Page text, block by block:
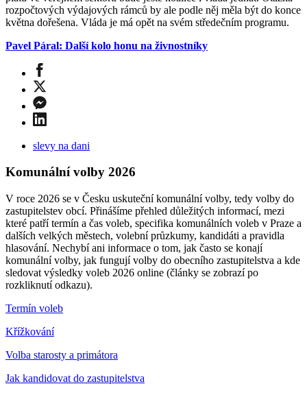
rozpočtových výdajových rámců by ale podle něj měla být do konce
května dořešena. Vláda je má opět na svém středečním programu.
Pavel Páral: Další kolo honu na živnostníky
slevy na dani
Komunální volby 2026
V roce 2026 se v Česku uskuteční komunální volby, tedy volby do
zastupitelstev obcí. Přinášíme přehled důležitých informací, mezi
které patří termín a čas voleb, specifika komunálních voleb v Praze a
dalších velkých městech, volební průzkumy, kandidáti a pravidla
hlasování. Nechybí ani informace o tom, jak často se konají
komunální volby, jak fungují volby do obecního zastupitelstva a kde
sledovat výsledky voleb 2026 online (články se zobrazí po
rozkliknutí odkazu).
Termín voleb
Křížkování
Volba starosty a primátora
Jak kandidovat do zastupitelstva